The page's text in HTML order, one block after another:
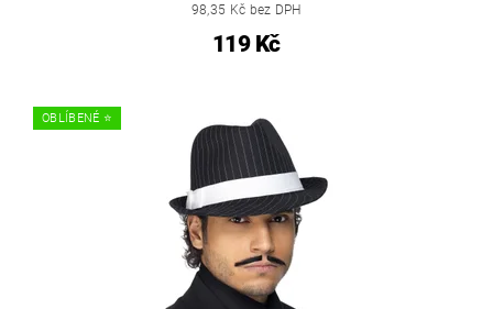
98,35 Kč bez DPH
119 Kč
OBLÍBENÉ ⭐️